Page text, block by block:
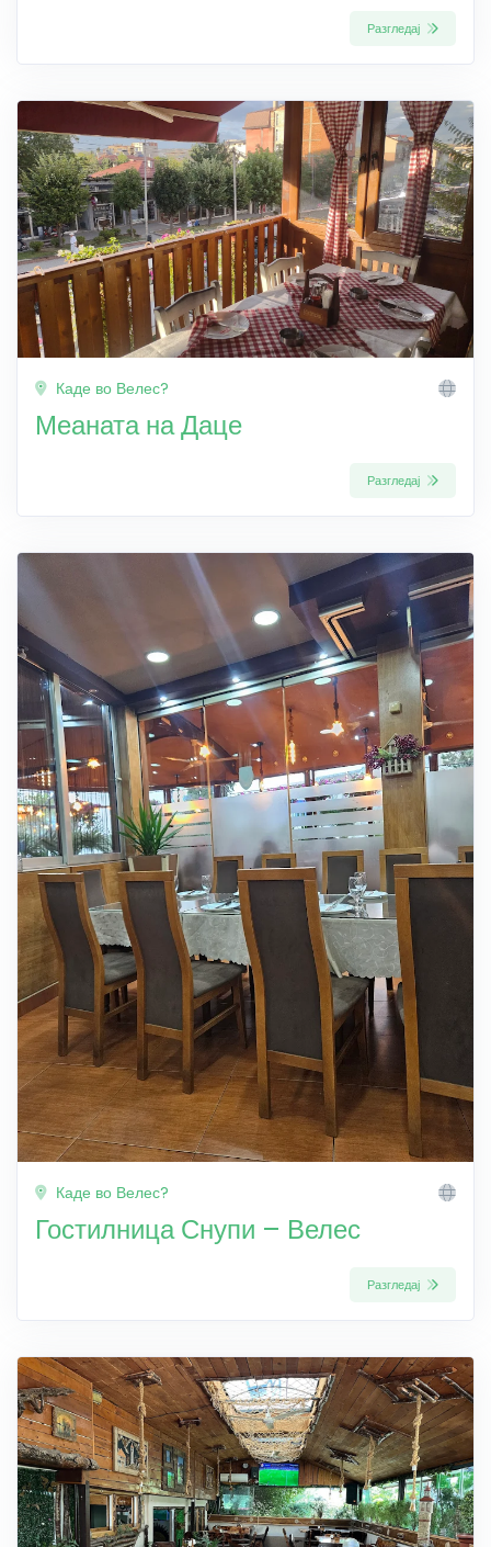
Разгледај
Каде во Велес?
Меаната на Даце
Разгледај
Каде во Велес?
Гостилница Снупи – Велес
Разгледај